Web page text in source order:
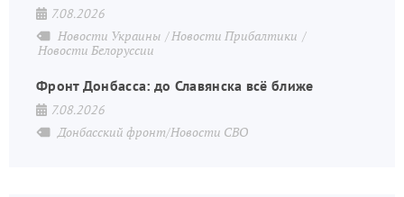
7.08.2026
Новости Украины
Новости Прибалтики
Новости Белоруссии
Фронт Донбасса: до Славянска всё ближе
7.08.2026
Донбасский фронт/Новости СВО